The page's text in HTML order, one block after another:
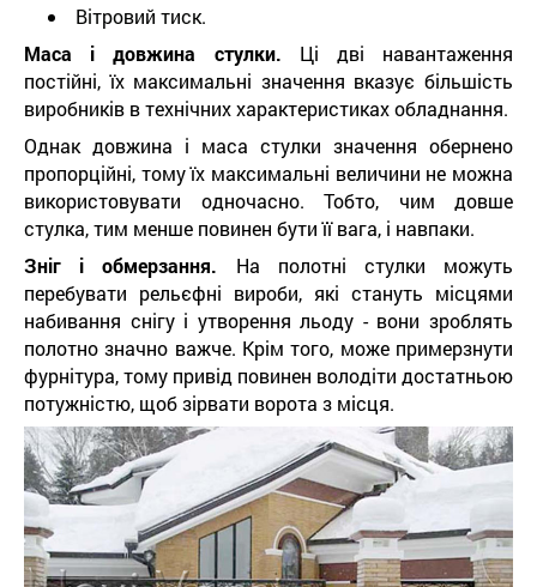
Вітровий тиск.
Маса і довжина стулки. Ці дві навантаження
постійні, їх максимальні значення вказує більшість
виробників в технічних характеристиках обладнання.
Однак довжина і маса стулки значення обернено
пропорційні, тому їх максимальні величини не можна
використовувати одночасно. Тобто, чим довше
стулка, тим менше повинен бути її вага, і навпаки.
Зніг і обмерзання. На полотні стулки можуть
перебувати рельєфні вироби, які стануть місцями
набивання снігу і утворення льоду - вони зроблять
полотно значно важче. Крім того, може примерзнути
фурнітура, тому привід повинен володіти достатньою
потужністю, щоб зірвати ворота з місця.